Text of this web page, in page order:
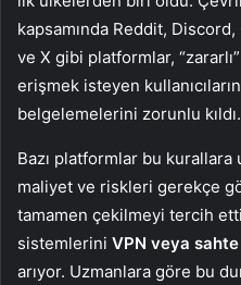
kapsamında Reddit,
ve X gibi platformlar,
erişmek isteyen kullanıcıların
belgelemelerini zorunlu kıldı.
Bazı platformlar bu kurallara
maliyet ve riskleri gerekçe
tamamen çekilmeyi tercih
sistemlerini VPN veya
arıyor. Uzmanlara göre bu